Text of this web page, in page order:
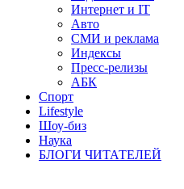
Интернет и IT
Авто
СМИ и реклама
Индексы
Пресс-релизы
АБК
Спорт
Lifestyle
Шоу-биз
Наука
БЛОГИ ЧИТАТЕЛЕЙ